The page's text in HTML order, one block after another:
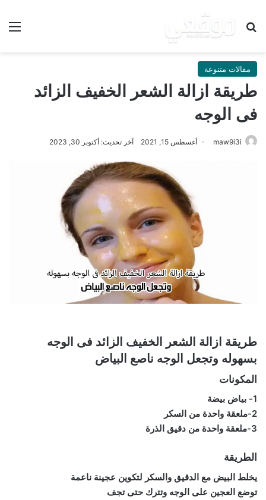
بحث عن
مقالات متنوعة
طريقة ازالة الشعر الخفيف الزائد
فى الوجه
maw9i3i أغسطس 15, 2021 آخر تحديث: أكتوبر 30, 2023
طريقة ازالة الشعر الخفيف الزائد فى الوجه
بسهوله وتجعل الوجه ناصع البياض
المكونات
1- بياض بيضة
2-ملعقة واحدة من السكر
3-ملعقة واحدة من دقيق الذرة
الطريقة
يخلط البيض مع الدقيق والسكر لتكوين عجينة ناعمة
توضع العجين على الوجه وتترك حتى تجف